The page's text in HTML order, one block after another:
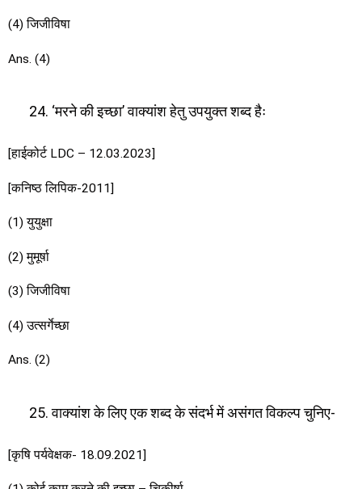
(4) जिजीविषा
Ans. (4)
‘मरने की इच्छा’ वाक्यांश हेतु उपयुक्त शब्द हैः
[हाईकोर्ट LDC – 12.03.2023]
[कनिष्ठ लिपिक-2011]
(1) युयुक्षा
(2) मुमूर्षा
(3) जिजीविषा
(4) उत्सर्गेच्छा
Ans. (2)
वाक्यांश के लिए एक शब्द के संदर्भ में असंगत विकल्प चुनिए-
[कृषि पर्यवेक्षक- 18.09.2021]